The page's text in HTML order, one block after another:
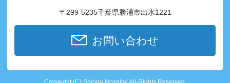
〒299-5235千葉県勝浦市出水1221
お問い合わせ